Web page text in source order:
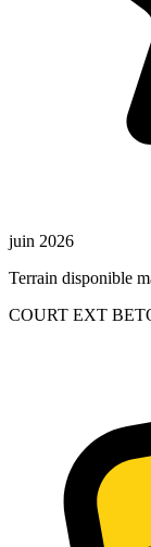
juin 2026
Terrain disponible
COURT EXT